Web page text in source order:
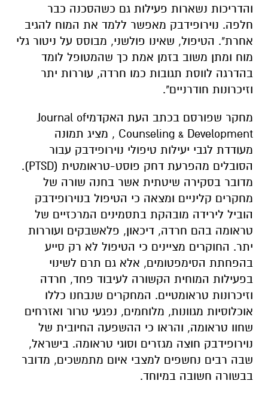
והדריכות נשארות פעילות גם כשהסכנה כבר
חלפה. נוירופידבק מאפשר ללמד את המוח להגיב
אחרת". הטיפול, שאינו פולשני, מבוסס על ניטור גלי
מוח ומתן משוב בזמן אמת כך שהמטופל לומד
בהדרגה לווסת תגובות כמו חרדה, עוררות יתר
וזיכרונות חודרניים".
מחקר שפורסם בכתב העת האקדמיJournal of
Counseling & Development , מציג תמונה
מעודדת לגבי יעילות טיפולי נוירופידבק עבור
הסובלים מהפרעת דחק פוסט-טראומטית (PTSD).
מדובר בסקירה שיטתית אשר בחנה שורה של
מחקרים קליניים ומצאה כי הטיפול בנוירופידבק
הוביל לירידה מובהקת בתסמינים המרכזיים של
טראומה בהם חרדה, דיכאון, פלאשבקים ועוררות
יתר. החוקרים מציינים כי הטיפול לא רק סייע
בהפחתת הסימפטומים, אלא גם תרם לשינוי
בפעילות המוחית הקשורה לעיבוד פחד, חרדה
וזיכרונות טראומטיים. המחקרים שנבחנו כללו
אוכלוסיות מגוונות, מלוחמים, נפגעי טרור ואזרחים
שחוו טראומה, והראו כי ההשפעה החיובית של
נוירופידבק חוצה מגזרים וסוגי טראומה. בישראל,
שבה רבים נחשפים למצבי איום מתמשכים, מדובר
בבשורה חשובה במיוחד.